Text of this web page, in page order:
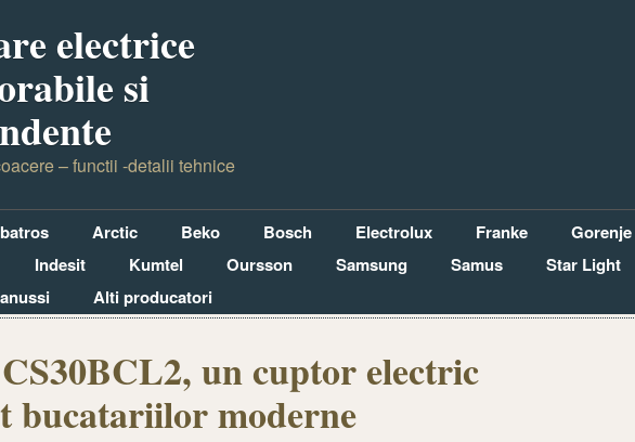
electrice
si
– functii -detalii tehnice
Arctic Beko Bosch Electrolux Franke Gorenje
Indesit Kumtel Oursson Samsung Samus Star Light
Alti producatori
un cuptor electric
bucatariilor moderne